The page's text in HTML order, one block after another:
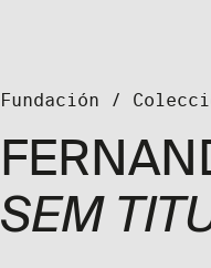
Fundación /
SEM